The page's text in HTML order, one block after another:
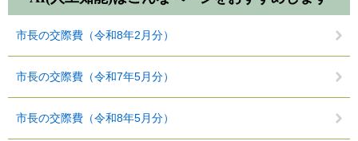
市長の交際費（令和8年2月分）
市長の交際費（令和7年5月分）
市長の交際費（令和8年5月分）